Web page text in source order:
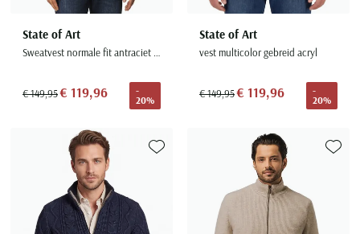
State of Art
Sweatvest normale fit antraciet acryl
€ 149,95€ 119,96
-
20%
State of Art
vest multicolor gebreid acryl
€ 149,95€ 119,96
-
20%
Toevoegen aan favorieten